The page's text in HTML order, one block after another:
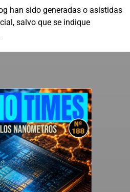
han sido generadas o asistidas
salvo que se indique